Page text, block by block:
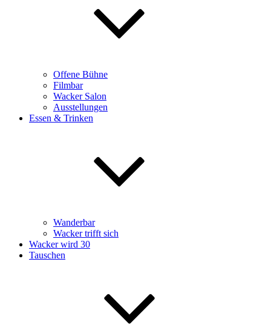
Offene Bühne
Filmbar
Wacker Salon
Ausstellungen
Essen & Trinken
Wanderbar
Wacker trifft sich
Wacker wird 30
Tauschen